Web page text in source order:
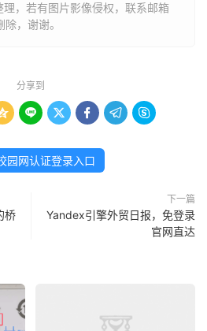
，若有图片影像侵权，联系邮箱
，谢谢。
分享到
    
园网认证登录入口
桥
下一篇
Yandex引擎外贸日报，免登录
官网直达